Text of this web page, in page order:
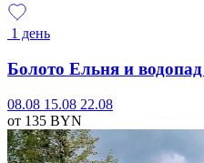
1 день
Болото Ельня и
08.08 15.08 22.08
от 135 BYN